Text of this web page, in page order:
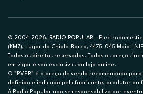
© 2004-2026, RADIO POPULAR -
(KM7), Lugar do Chiolo-Barca, 4475-045 Maia |
Todos os direitos reservados. Todos os preços
em vigor e são exclusivos da loja online.
O "PVPR" é o preço de venda recomendado
definido e indicado pelo fabricante, produtor ou
A Radio Popular não se responsabiliza por